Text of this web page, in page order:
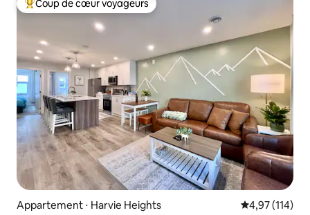
Coups de cœur voyageurs les plus appréciés
Coup de cœur voyageurs
Appartement ⋅ Harvie Heights Évaluation
4,97 (114)